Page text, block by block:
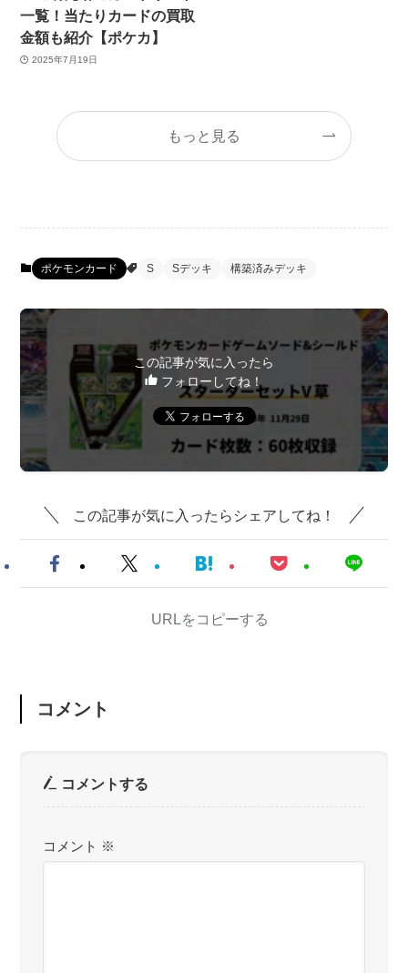
一覧！当たりカードの買取
金額も紹介【ポケカ】
2025年7月19日
もっと見る
ポケモンカード S Sデッキ 構築済みデッキ
この記事が気に入ったら
フォローしてね！
この記事が気に入ったらシェアしてね！
URLをコピーする
コメント
コメントする
コメント ※